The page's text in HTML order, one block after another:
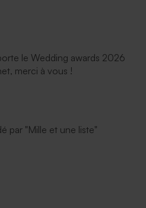
le Wedding awards 2026
merci à vous !
par "Mille et une liste"